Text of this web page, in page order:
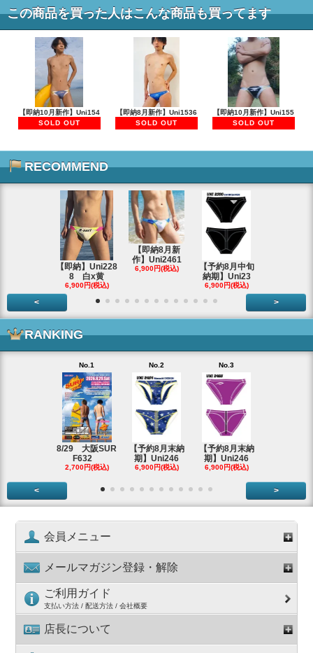
この商品を買った人はこんな商品も買ってます
【即納10月新作】Uni154
SOLD OUT
【即納8月新作】Uni1536
SOLD OUT
【即納10月新作】Uni155
SOLD OUT
RECOMMEND
【即納】Uni228
8 白x黄
6,900円(税込)
【即納8月新
作】Uni2461
6,900円(税込)
【予約8月中旬
納期】Uni23
6,900円(税込)
< >
RANKING
No.1
8/29 大阪SUR
F632
2,700円(税込)
No.2
【予約8月末納
期】Uni246
6,900円(税込)
No.3
【予約8月末納
期】Uni246
6,900円(税込)
< >
会員メニュー
メールマガジン登録・解除
ご利用ガイド
支払い方法 / 配送方法 / 会社概要
店長について